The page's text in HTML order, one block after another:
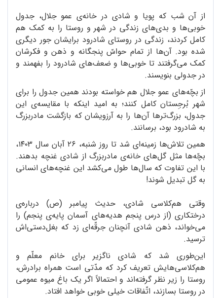
از آن شب که پویا و شادی در خانه‌ی عمو جلال، جدول
خوبی‌ها و بدی‌های زندگی در شهر و روستا را به کمک هم
کامل کردند، زندگی در روستای شادرود برایشان جور دیگری
شده بود. آن‌ها از تمام حواسّ پنجگانه و ذهن و فکرشان
کمک می‌گرفتند تا خوبی‌ها و ضعف‌های شادرود را بفهمند و
در جدولی بنویسند.
از بچّه‌های عمو جلال هم خواسته بودند همین جدول را برای
شهر بُرجِستان کامل کنند؛ به امید اینکه با مقایسه‌ی این
جدول، بزرگ‌ترها آن‌ها را به آرزویشان که بازگشت مادربزرگ
به شادرود بود، برسانند.
همین تلاش‌ها زمینه‌ای شد تا روز شنبه، ۲۶ آبان سال ۱۴۰۳،
بچّه‌ها مثل گل‌های خانه‌ی مادربزرگ از شادی غنچه بدهند.
با این تفاوت که سال‌ها طول می‌کشد این غنچه‌های انسانی
به گل تبدیل شوند!
وقتی هم‌کلاسی شادی، حدیث پیامبر (ص) درباره‌ی
درختکاری (از درس پنجم هدیه‌های آسمان پایه‌ی پنجم) را
می‌خواند، ذهن شادی آنچنان جرقّه‌ای زد که بغل‌دستی‌اش
ترسید.
این‌طوری شد که شادی ناگزیر برای خانم معلّم و
هم‌کلاسی‌هایش تعریف کرد که مدّتی است همراه برادرش،
روستا را زیر نظر گرفته‌اند و احتمالاً اگر یک باغ میوه‌ عمومی
در روستا بسازند، اتّفاقات خیلی خوبی خواهد افتاد.